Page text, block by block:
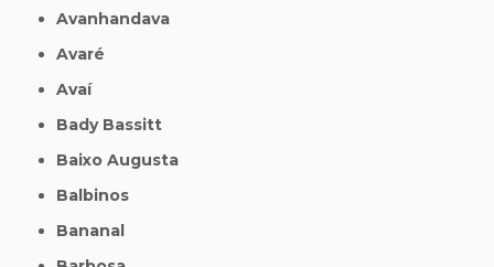
Avanhandava
Avaré
Avaí
Bady Bassitt
Baixo Augusta
Balbinos
Bananal